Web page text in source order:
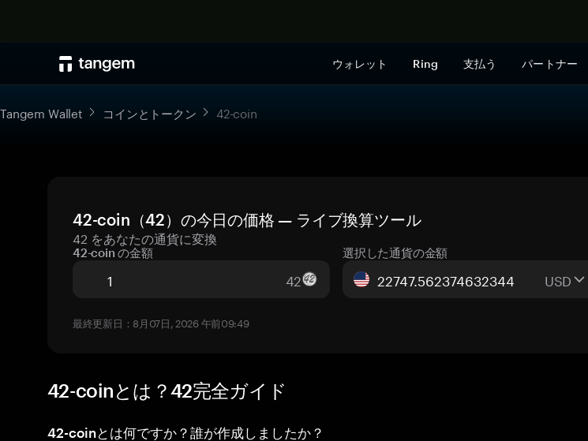
ウォレット Ring 支払う パートナー
Tangem Wallet コインとトークン 42-coin
42-coin（42）の今日の価格 — ライブ換算ツール
42 をあなたの通貨に変換
42-coin の金額
42
選択した通貨の金額
USD
最終更新日：8月07日, 2026 午前09:49
42-coinとは？42完全ガイド
42-coinとは何ですか？誰が作成しましたか？